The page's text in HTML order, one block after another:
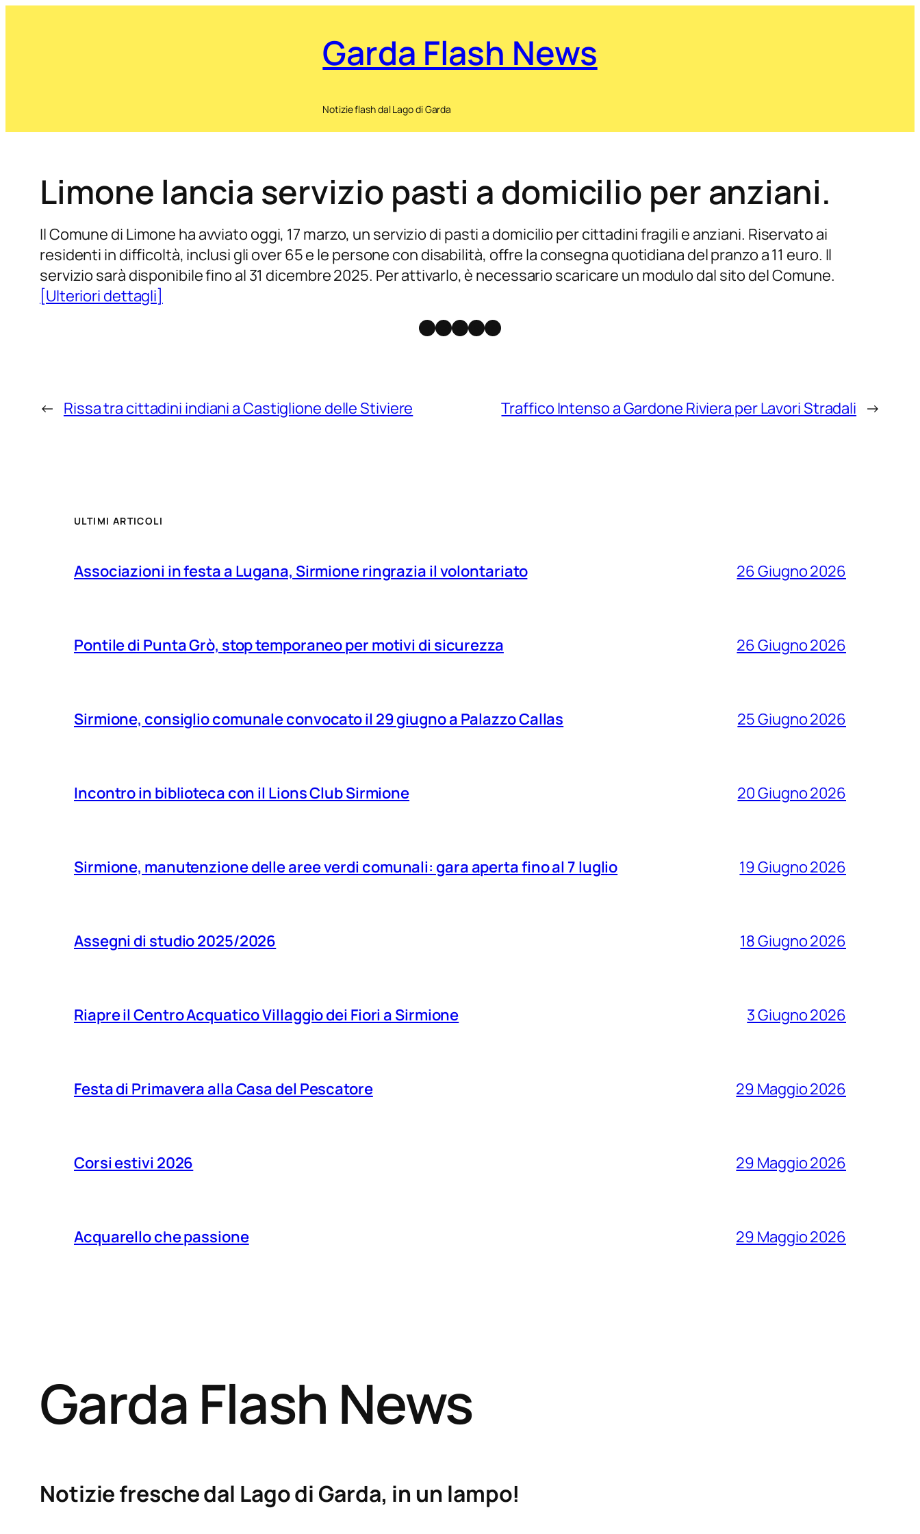
Garda Flash News
Notizie flash dal Lago di Garda
Limone lancia servizio pasti a domicilio per anziani.
Il Comune di Limone ha avviato oggi, 17 marzo, un servizio di pasti a domicilio per cittadini fragili e anziani. Riservato ai
residenti in difficoltà, inclusi gli over 65 e le persone con disabilità, offre la consegna quotidiana del pranzo a 11 euro. Il
servizio sarà disponibile fino al 31 dicembre 2025. Per attivarlo, è necessario scaricare un modulo dal sito del Comune.
[Ulteriori dettagli]
Facebook
Instagram
X Threads
Telegram
← Rissa tra cittadini indiani a Castiglione delle Stiviere Traffico Intenso a Gardone Riviera per Lavori Stradali →
ULTIMI ARTICOLI
Associazioni in festa a Lugana, Sirmione ringrazia il volontariato 26 Giugno 2026
Pontile di Punta Grò, stop temporaneo per motivi di sicurezza 26 Giugno 2026
Sirmione, consiglio comunale convocato il 29 giugno a Palazzo Callas 25 Giugno 2026
Incontro in biblioteca con il Lions Club Sirmione 20 Giugno 2026
Sirmione, manutenzione delle aree verdi comunali: gara aperta fino al 7 luglio 19 Giugno 2026
Assegni di studio 2025/2026 18 Giugno 2026
Riapre il Centro Acquatico Villaggio dei Fiori a Sirmione 3 Giugno 2026
Festa di Primavera alla Casa del Pescatore 29 Maggio 2026
Corsi estivi 2026 29 Maggio 2026
Acquarello che passione 29 Maggio 2026
Garda Flash News
Notizie fresche dal Lago di Garda, in un lampo!